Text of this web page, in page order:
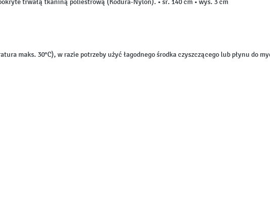
trwałą tkaniną poliestrową (Kodura-Nylon). • śr. 140 cm • wys. 3 cm
maks. 30°C), w razie potrzeby użyć łagodnego środka czyszczącego lub płynu do